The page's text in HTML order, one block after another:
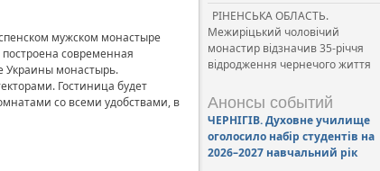
мужском монастыре
современная
Украины монастырь.
Гостиница будет
со всеми удобствами, в
РІНЕНСЬКА ОБЛАСТЬ.
Межиріцький чоловічий
монастир відзначив 35-річчя
відродження чернечого життя
Анонсы событий
ЧЕРНІГІВ. Духовне училище
оголосило набір студентів на
2026–2027 навчальний рік